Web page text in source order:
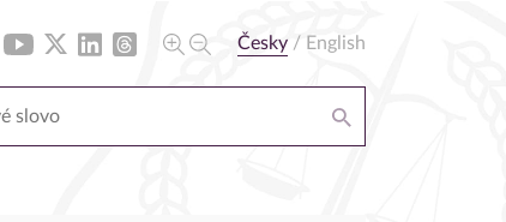
Česky / English